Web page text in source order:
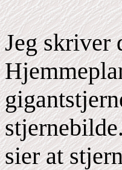
Jeg skriver
sier at